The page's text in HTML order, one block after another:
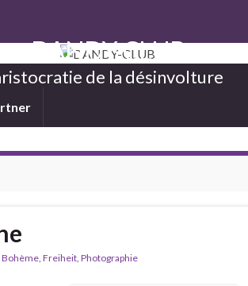
DANDY-CLUB
de la désinvolture
Bohème, Freiheit, Photographie